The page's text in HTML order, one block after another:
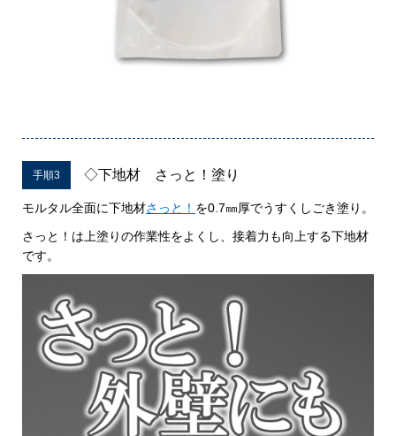
手順3 ◇下地材 さっと！塗り
モルタル全面に下地材さっと！ を0.7㎜厚でうすくしごき塗り。
さっと！は上塗りの作業性をよくし、接着力も向上する下地材
です。